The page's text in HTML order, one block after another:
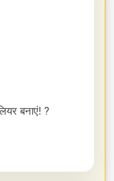
बनाएं! ?